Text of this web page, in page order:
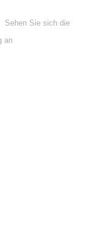
Sehen Sie sich die
an